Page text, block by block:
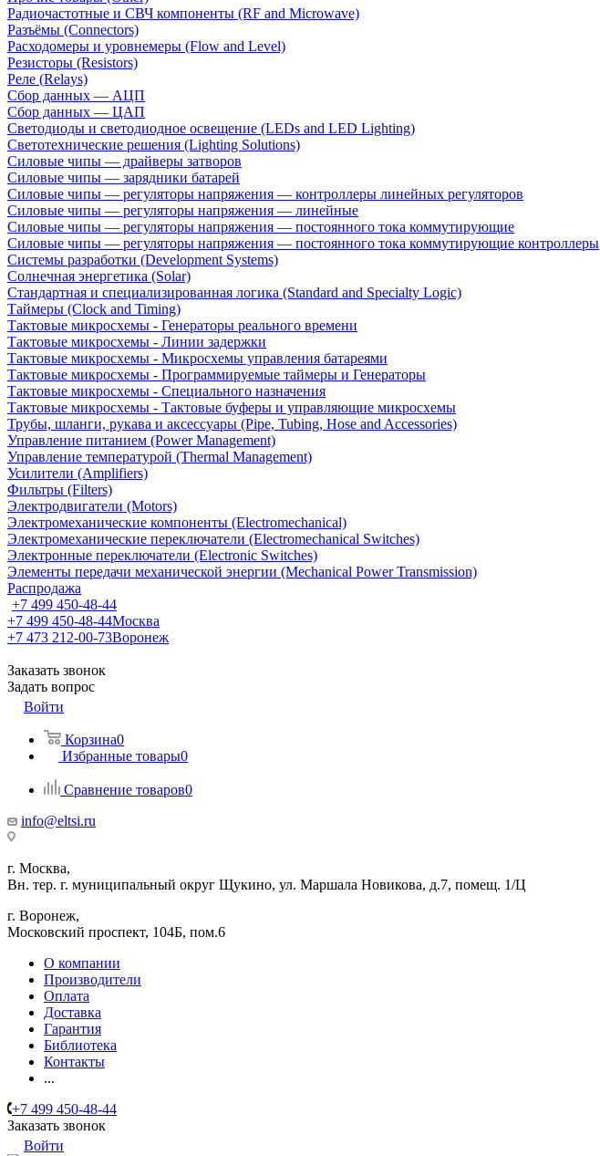
Радиочастотные и СВЧ компоненты (RF and Microwave)
Разъёмы (Connectors)
Расходомеры и уровнемеры (Flow and Level)
Резисторы (Resistors)
Реле (Relays)
Сбор данных — АЦП
Сбор данных — ЦАП
Светодиоды и светодиодное освещение (LEDs and LED Lighting)
Светотехнические решения (Lighting Solutions)
Силовые чипы — драйверы затворов
Силовые чипы — зарядники батарей
Силовые чипы — регуляторы напряжения — контроллеры линейных регуляторов
Силовые чипы — регуляторы напряжения — линейные
Силовые чипы — регуляторы напряжения — постоянного тока коммутирующие
Силовые чипы — регуляторы напряжения — постоянного тока коммутирующие контроллеры
Системы разработки (Development Systems)
Солнечная энергетика (Solar)
Стандартная и специализированная логика (Standard and Specialty Logic)
Таймеры (Clock and Timing)
Тактовые микросхемы - Генераторы реального времени
Тактовые микросхемы - Линии задержки
Тактовые микросхемы - Микросхемы управления батареями
Тактовые микросхемы - Программируемые таймеры и Генераторы
Тактовые микросхемы - Специального назначения
Тактовые микросхемы - Тактовые буферы и управляющие микросхемы
Трубы, шланги, рукава и аксессуары (Pipe, Tubing, Hose and Accessories)
Управление питанием (Power Management)
Управление температурой (Thermal Management)
Усилители (Amplifiers)
Фильтры (Filters)
Электродвигатели (Motors)
Электромеханические компоненты (Electromechanical)
Электромеханические переключатели (Electromechanical Switches)
Электронные переключатели (Electronic Switches)
Элементы передачи механической энергии (Mechanical Power Transmission)
Распродажа
+7 499 450-48-44
+7 499 450-48-44Москва
+7 473 212-00-73Воронеж
Заказать звонок
Задать вопрос
Войти
Корзина0
Избранные товары0
Сравнение товаров0
info@eltsi.ru
г. Москва,
Вн. тер. г. муниципальный округ Щукино, ул. Маршала Новикова, д.7, помещ. 1/Ц
г. Воронеж,
​Московский проспект, 104Б, пом.6
О компании
Производители
Оплата
Доставка
Гарантия
Библиотека
Контакты
...
+7 499 450-48-44
Заказать звонок
Войти